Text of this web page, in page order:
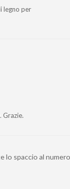
legno per
Grazie.
lo spaccio al